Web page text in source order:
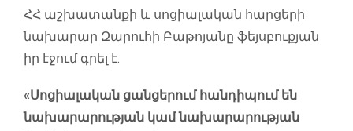
ՀՀ աշխատանքի և սոցիալական հարցերի
նախարար Զարուհի Բաթոյանը ֆեյսբուքյան
իր էջում գրել է.
«Սոցիալական ցանցերում հանդիպում են
նախարարության կամ նախարարության